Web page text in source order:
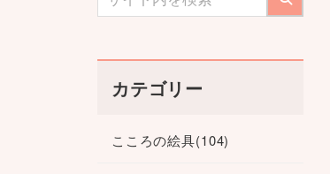
カテゴリー
こころの絵具(104)